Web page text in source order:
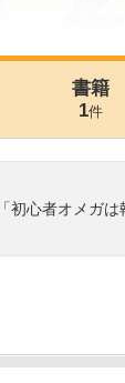
書籍
1件
初心者オメガは